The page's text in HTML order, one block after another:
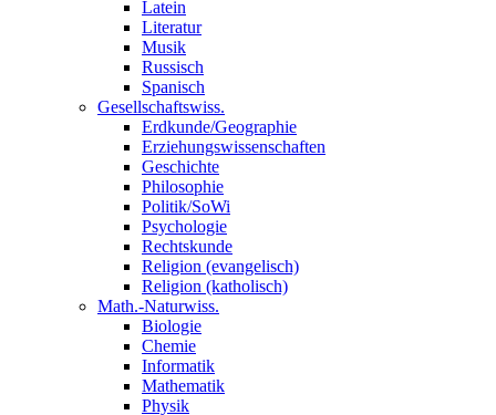
Latein
Literatur
Musik
Russisch
Spanisch
Gesellschaftswiss.
Erdkunde/Geographie
Erziehungswissenschaften
Geschichte
Philosophie
Politik/SoWi
Psychologie
Rechtskunde
Religion (evangelisch)
Religion (katholisch)
Math.-Naturwiss.
Biologie
Chemie
Informatik
Mathematik
Physik